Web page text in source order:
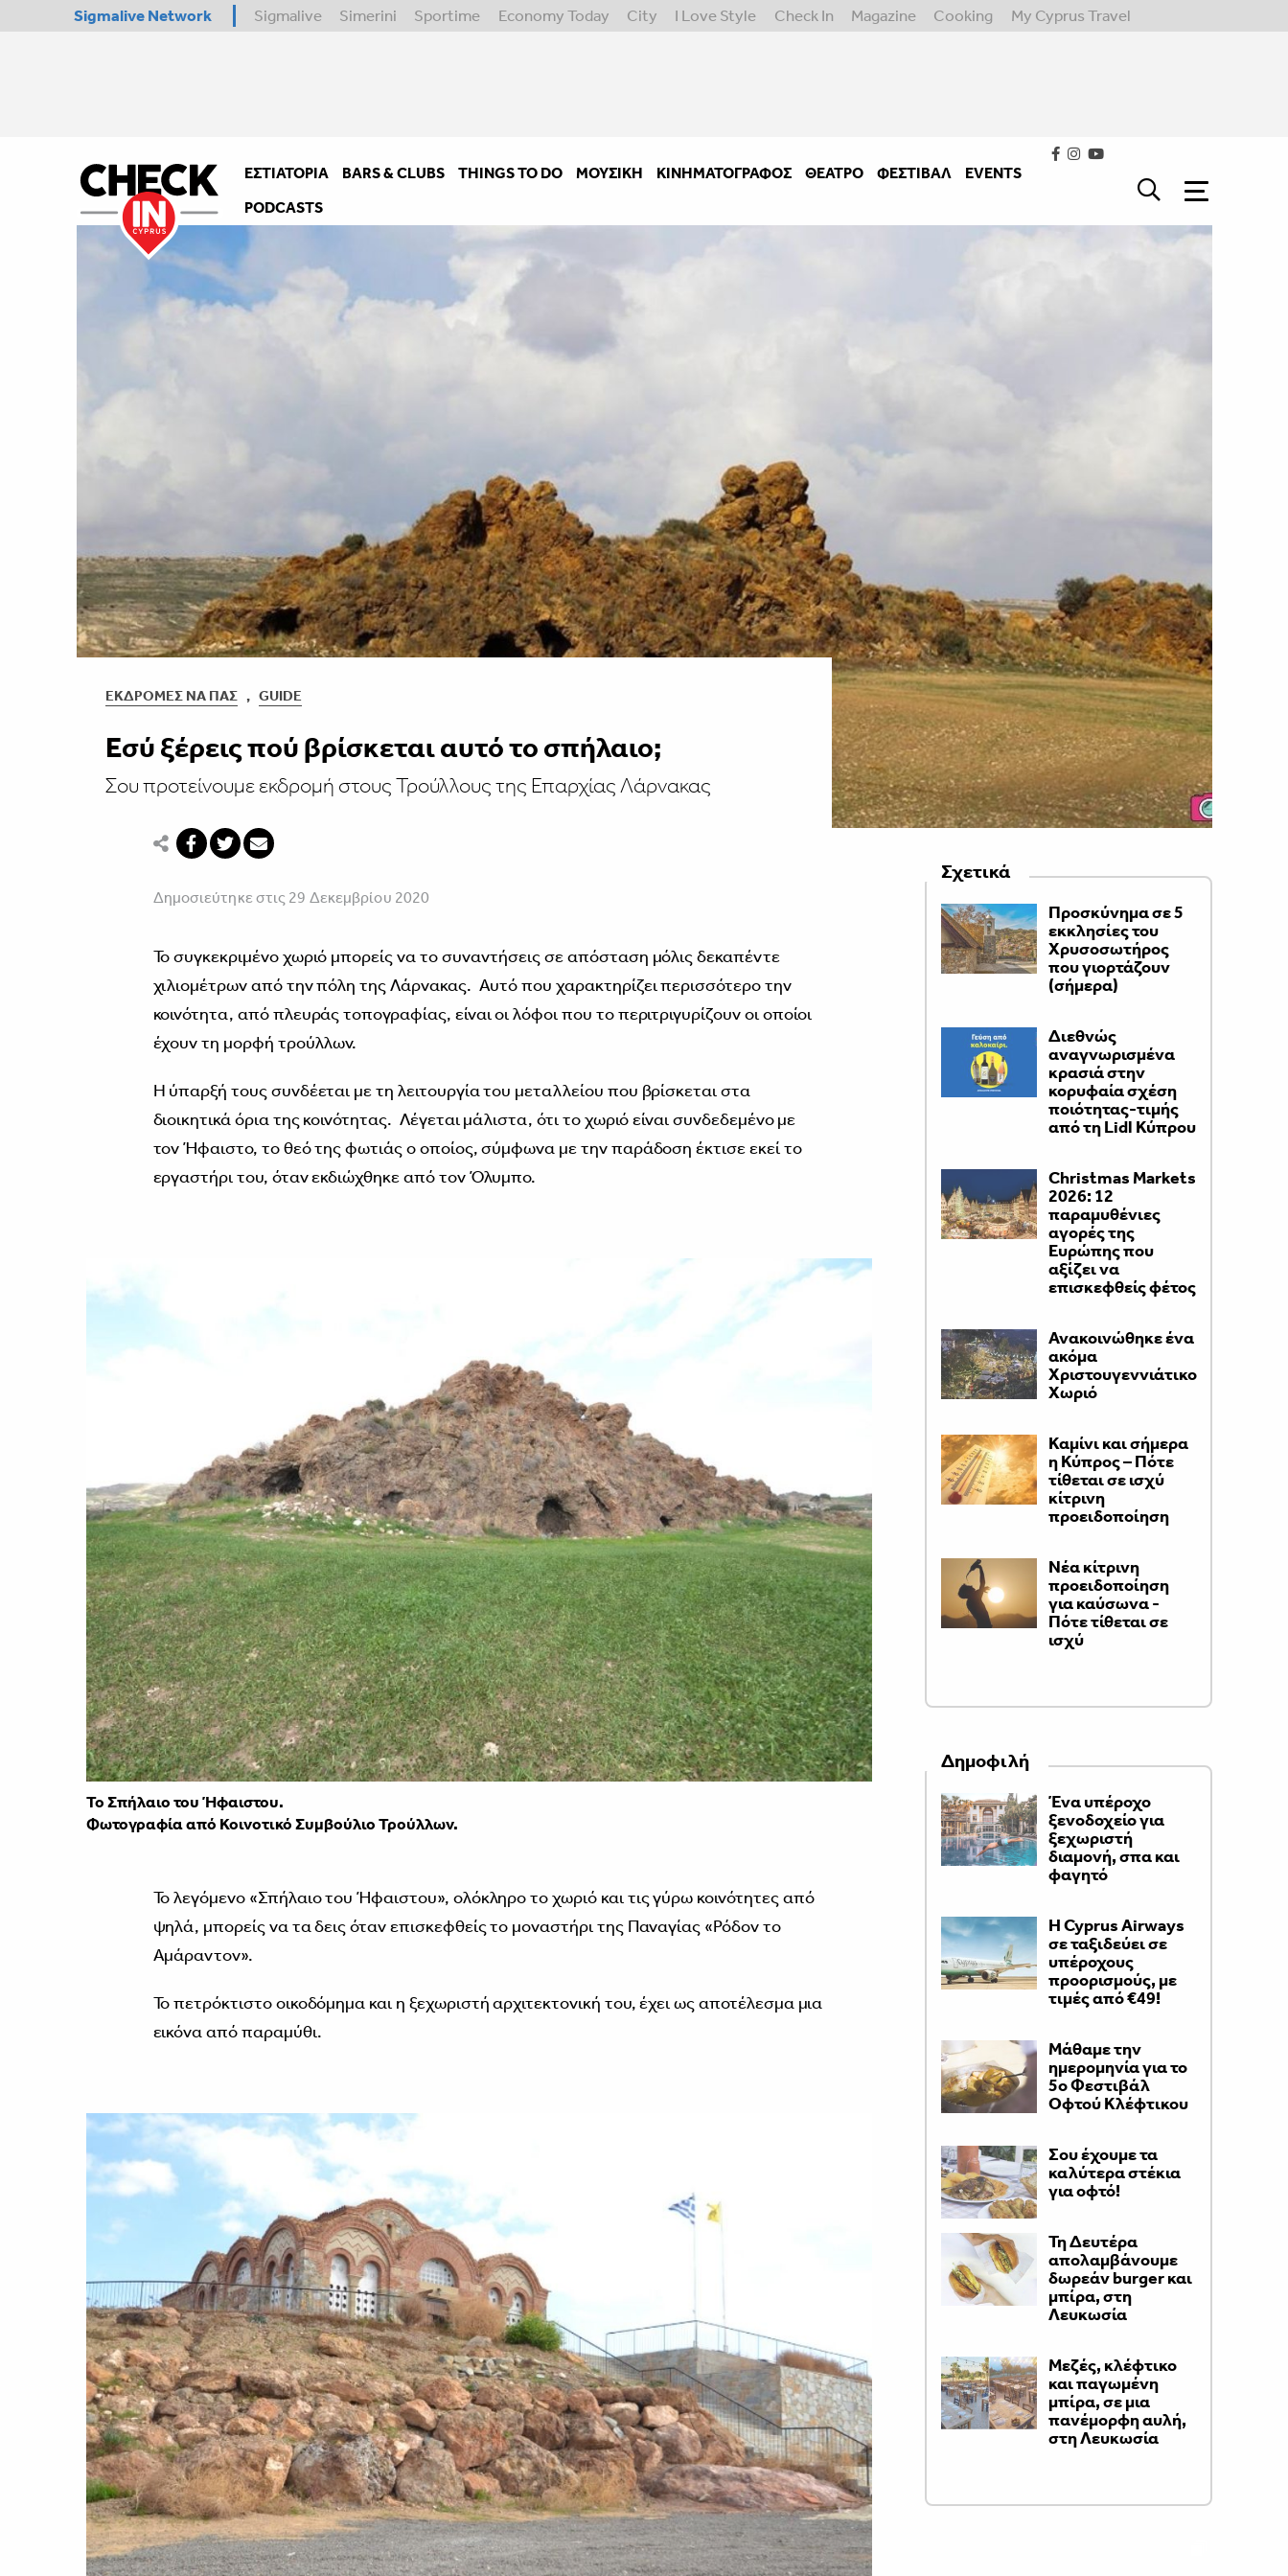
Sigmalive Network Sigmalive Simerini Sportime Economy Today City I Love Style Check In Magazine Cooking My Cyprus Travel
ΕΣΤΙΑΤΌΡΙΑ BARS & CLUBS THINGS TO DO ΜΟΥΣΙΚΉ ΚΙΝΗΜΑΤΟΓΡΆΦΟΣ ΘΈΑΤΡΟ ΦΕΣΤΙΒΑΛ
EVENTS
PODCASTS
ΕΚΔΡΟΜΈΣ ΝΑ ΠΑΣ , GUIDE
Εσύ ξέρεις πού βρίσκεται αυτό το σπήλαιο;
Σου προτείνουμε εκδρομή στους Τρούλλους της Επαρχίας Λάρνακας
Δημοσιεύτηκε στις 29 Δεκεμβρίου 2020
Το συγκεκριμένο χωριό μπορείς να το συναντήσεις σε απόσταση μόλις δεκαπέντε
χιλιομέτρων από την πόλη της Λάρνακας. Αυτό που χαρακτηρίζει περισσότερο την
κοινότητα, από πλευράς τοπογραφίας, είναι οι λόφοι που το περιτριγυρίζουν οι οποίοι
έχουν τη μορφή τρούλλων.
Η ύπαρξή τους συνδέεται με τη λειτουργία του μεταλλείου που βρίσκεται στα
διοικητικά όρια της κοινότητας. Λέγεται μάλιστα, ότι το χωριό είναι συνδεδεμένο με
τον Ήφαιστο, το θεό της φωτιάς ο οποίος, σύμφωνα με την παράδοση έκτισε εκεί το
εργαστήρι του, όταν εκδιώχθηκε από τον Όλυμπο.
Το Σπήλαιο του Ήφαιστου.
Φωτογραφία από Κοινοτικό Συμβούλιο Τρούλλων.
Το λεγόμενο «Σπήλαιο του Ήφαιστου», ολόκληρο το χωριό και τις γύρω κοινότητες από
ψηλά, μπορείς να τα δεις όταν επισκεφθείς το μοναστήρι της Παναγίας «Ρόδον το
Αμάραντον».
Το πετρόκτιστο οικοδόμημα και η ξεχωριστή αρχιτεκτονική του, έχει ως αποτέλεσμα μια
εικόνα από παραμύθι.
Σχετικά
Προσκύνημα σε 5
εκκλησίες του
Χρυσοσωτήρος
που γιορτάζουν
(σήμερα)
Διεθνώς
αναγνωρισμένα
κρασιά στην
κορυφαία σχέση
ποιότητας-τιμής
από τη Lidl Κύπρου
Christmas Markets
2026: 12
παραμυθένιες
αγορές της
Ευρώπης που
αξίζει να
επισκεφθείς φέτος
Ανακοινώθηκε ένα
ακόμα
Χριστουγεννιάτικο
Χωριό
Καμίνι και σήμερα
η Κύπρος – Πότε
τίθεται σε ισχύ
κίτρινη
προειδοποίηση
Νέα κίτρινη
προειδοποίηση
για καύσωνα -
Πότε τίθεται σε
ισχύ
Δημοφιλή
Ένα υπέροχο
ξενοδοχείο για
ξεχωριστή
διαμονή, σπα και
φαγητό
H Cyprus Airways
σε ταξιδεύει σε
υπέροχους
προορισμούς, με
τιμές από €49!
Μάθαμε την
ημερομηνία για το
5ο Φεστιβάλ
Οφτού Κλέφτικου
Σου έχουμε τα
καλύτερα στέκια
για οφτό!
Τη Δευτέρα
απολαμβάνουμε
δωρεάν burger και
μπίρα, στη
Λευκωσία
Μεζές, κλέφτικο
και παγωμένη
μπίρα, σε μια
πανέμορφη αυλή,
στη Λευκωσία